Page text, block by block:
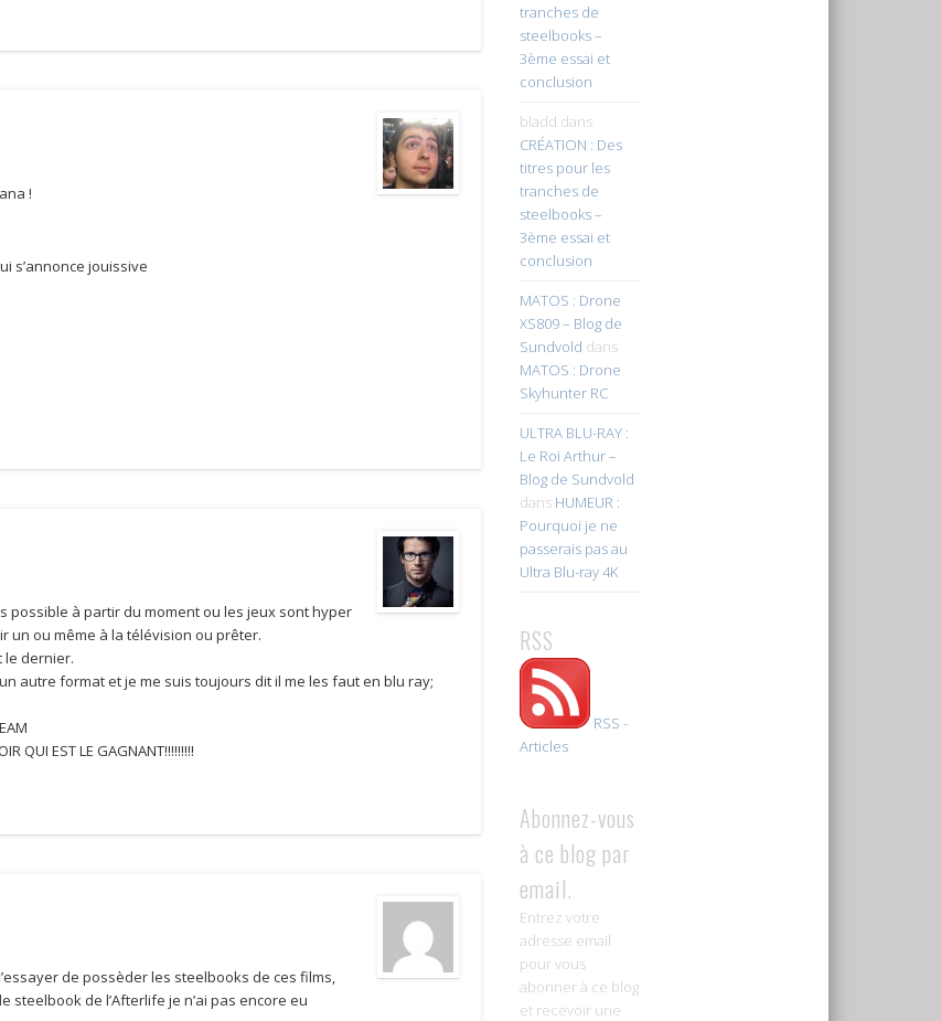
!
s’annonce jouissive
possible à partir du moment ou les jeux sont hyper
un ou même à la télévision ou prêter.
le dernier.
autre format et je me suis toujours dit il me les faut en blu ray;
QUI EST LE GAGNANT!!!!!!!!!
de possèder les steelbooks de ces films,
steelbook de l’Afterlife je n’ai pas encore eu
tranches de
steelbooks –
3ème essai et
conclusion
bladd dans
CRÉATION : Des
titres pour les
tranches de
steelbooks –
3ème essai et
conclusion
MATOS : Drone
XS809 – Blog de
Sundvold dans
MATOS : Drone
Skyhunter RC
ULTRA BLU-RAY :
Le Roi Arthur –
Blog de Sundvold
dans HUMEUR :
Pourquoi je ne
passerais pas au
Ultra Blu-ray 4K
RSS
RSS -
Articles
Abonnez-vous
à ce blog par
email.
Entrez votre
adresse email
pour vous
abonner à ce blog
et recevoir une